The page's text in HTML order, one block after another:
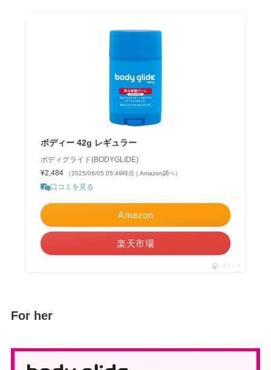
ボディー 42g レギュラー
ボディグライド(BODYGLIDE)
¥2,484
（2025/06/05 05:49時点 | Amazon調べ）
口コミを見る
Amazon
楽天市場
ポチップ
For her